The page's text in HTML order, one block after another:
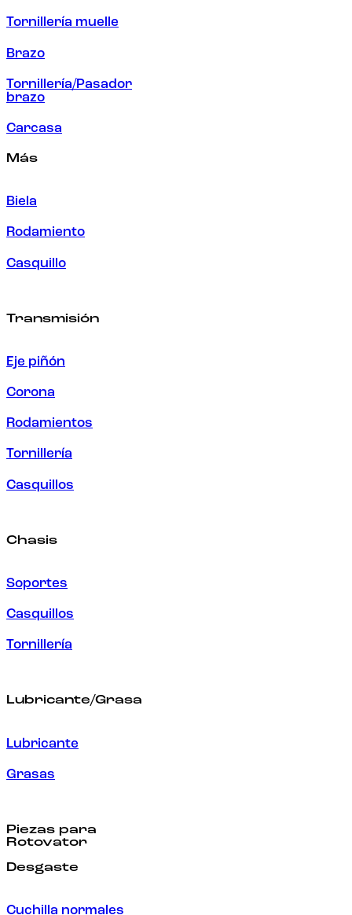
Tornillería muelle
Brazo
Tornillería/Pasador
brazo
Carcasa
Más
Biela
Rodamiento
Casquillo
Transmisión
Eje piñón
Corona
Rodamientos
Tornillería
Casquillos
Chasis
Soportes
Casquillos
Tornillería
Lubricante/Grasa
Lubricante
Grasas
Piezas para
Rotovator
Desgaste
Cuchilla normales